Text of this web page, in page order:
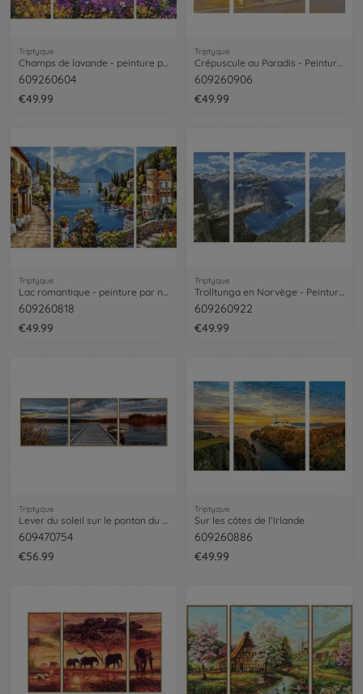
Triptyque
Champs de lavande - peinture par numéros
609260604
€49.99
Triptyque
Crépuscule au Paradis - Peinture par numéros
609260906
€49.99
Triptyque
609260818
€49.99
Triptyque
609260922
€49.99
Triptyque
Lever du soleil sur le ponton du lac - peinture par numéros
609470754
€56.99
Triptyque
Sur les côtes de l‘Irlande
609260886
€49.99